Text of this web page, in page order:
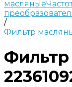
масляные
/
Фильтр